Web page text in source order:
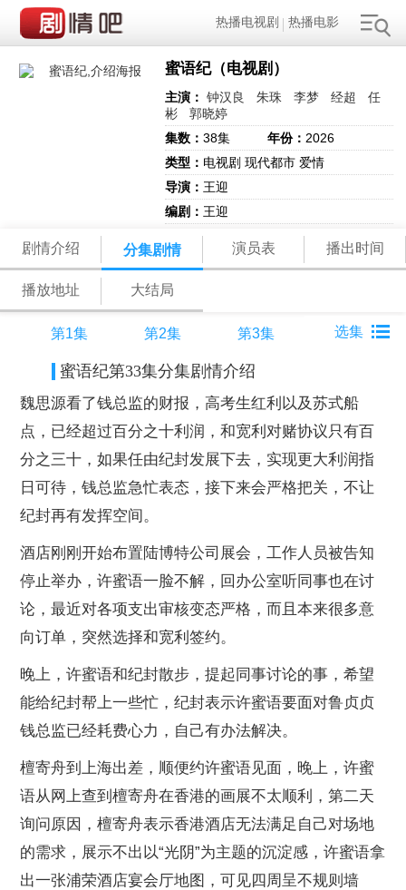
热播电视剧 热播电影
蜜语纪（电视剧）
主演： 钟汉良 朱珠 李梦 经超
任
彬
郭晓婷
集数：38集 年份： 2026
类型： 电视剧 现代都市 爱情
导演： 王迎
编剧： 王迎
剧情介绍 分集剧情 演员表 播出时间
播放地址 大结局
第1集 第2集 第3集
蜜语纪第33集分集剧情介绍
魏思源看了钱总监的财报，高考生红利以及苏式船
点，已经超过百分之十利润，和宽利对赌协议只有百
分之三十，如果任由纪封发展下去，实现更大利润指
日可待，钱总监急忙表态，接下来会严格把关，不让
纪封再有发挥空间。
酒店刚刚开始布置陆博特公司展会，工作人员被告知
停止举办，许蜜语一脸不解，回办公室听同事也在讨
论，最近对各项支出审核变态严格，而且本来很多意
向订单，突然选择和宽利签约。
晚上，许蜜语和纪封散步，提起同事讨论的事，希望
能给纪封帮上一些忙，纪封表示许蜜语要面对鲁贞贞
钱总监已经耗费心力，自己有办法解决。
檀寄舟到上海出差，顺便约许蜜语见面，晚上，许蜜
语从网上查到檀寄舟在香港的画展不太顺利，第二天
询问原因，檀寄舟表示香港酒店无法满足自己对场地
的需求，展示不出以“光阴”为主题的沉淀感，许蜜语拿
出一张浦荣酒店宴会厅地图，可见四周呈不规则墙